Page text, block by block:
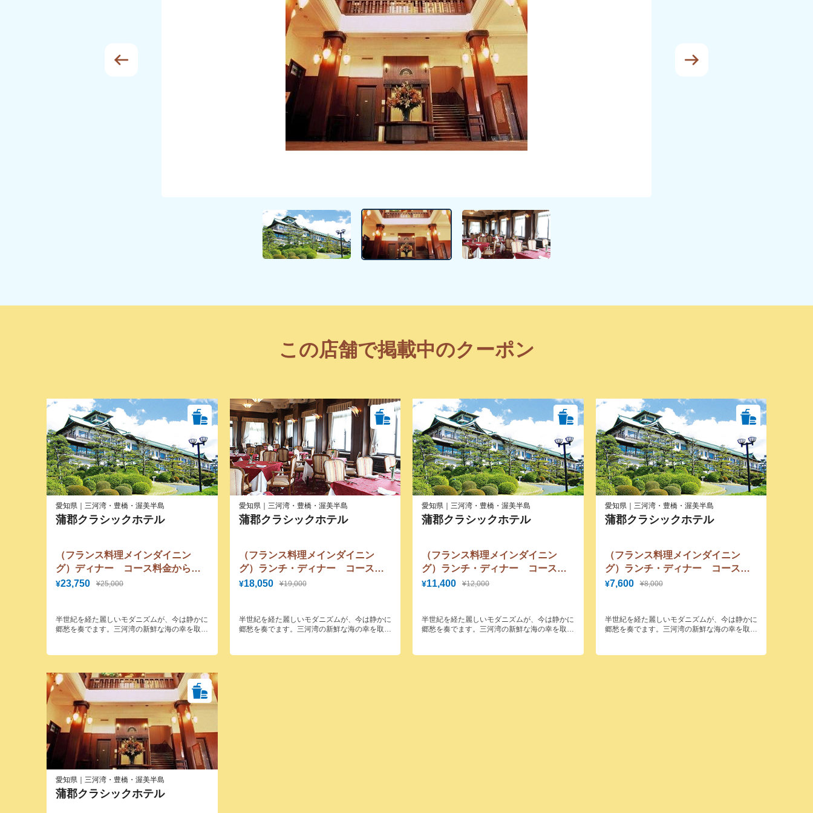
この店舗で掲載中のクーポン
愛知県｜三河湾・豊橋・渥美半島
蒲郡クラシックホテル
（フランス料理メインダイニン
グ）ディナー コース料金から
5％OFFディナー 大人25,000円コ
¥23,750 ¥25,000
半世紀を経た麗しいモダニズムが、今は静かに
郷愁を奏でます。三河湾の新鮮な海の幸を取り
愛知県｜三河湾・豊橋・渥美半島
蒲郡クラシックホテル
（フランス料理メインダイニン
グ）ランチ・ディナー コース料
金から5％ＯＦＦランチ・ディナ
¥18,050 ¥19,000
半世紀を経た麗しいモダニズムが、今は静かに
郷愁を奏でます。三河湾の新鮮な海の幸を取り
愛知県｜三河湾・豊橋・渥美半島
蒲郡クラシックホテル
（フランス料理メインダイニン
グ）ランチ・ディナー コース料
金から5％ＯＦＦランチ・ディナ
¥11,400 ¥12,000
半世紀を経た麗しいモダニズムが、今は静かに
郷愁を奏でます。三河湾の新鮮な海の幸を取り
愛知県｜三河湾・豊橋・渥美半島
蒲郡クラシックホテル
（フランス料理メインダイニン
グ）ランチ・ディナー コース料
金から5％OFFランチ・ディナー
¥7,600 ¥8,000
半世紀を経た麗しいモダニズムが、今は静かに
郷愁を奏でます。三河湾の新鮮な海の幸を取り
愛知県｜三河湾・豊橋・渥美半島
蒲郡クラシックホテル